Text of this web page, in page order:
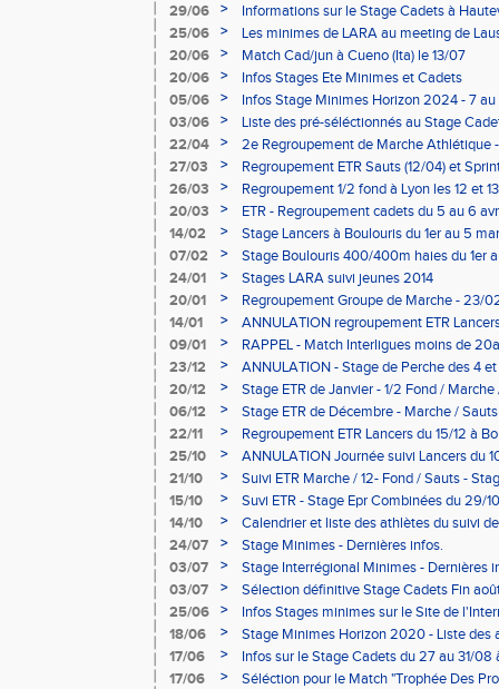
29/06
>
Informations sur le Stage Cadets à
25/06
>
Les minimes de LARA au meeting de
20/06
>
Match Cad/jun à Cueno (Ita) le 13/07
20/06
>
Infos Stages Ete Minimes et Cadets
05/06
>
Infos Stage Minimes Horizon 2024 - 7 au
03/06
>
Liste des pré-séléctionnés au Stage
au 30/08
22/04 >
2e Regroupement de Marche Athlétique
27/03
>
Regroupement ETR Sauts (12/04) et
26/03
>
Regroupement 1/2 fond à Lyon les 12 et
20/03
>
ETR - Regroupement cadets du 5 au 6
Moirans
14/02 >
Stage Lancers à Boulouris du 1er au 5
07/02
>
Stage Boulouris 400/400m haies du 1er
24/01
>
Stages LARA suivi jeunes 2014
20/01
>
Regroupement Groupe de Marche - 23/
MODIFICATION
14/01 >
ANNULATION regroupement ETR
09/01
>
RAPPEL - Match Interligues moins de
23/12
>
ANNULATION - Stage de Perche des 4
20/12
>
Stage ETR de Janvier - 1/2 Fond /
06/12
>
Stage ETR de Décembre - Marche /
22/11
>
Regroupement ETR Lancers du 15/12 à
25/10
>
ANNULATION Journée suivi Lancers du
21/10
>
Suivi ETR Marche / 12- Fond / Sauts -
01/11 au 03/11
15/10 >
Suvi ETR - Stage Epr Combinées du 29/
14/10
>
Calendrier et liste des athlètes du suivi
2013/2014.
24/07 >
Stage Minimes - Dernières infos.
03/07
>
Stage Interrégional Minimes - Dernières
03/07
>
Sélection définitive Stage Cadets Fin
25/06
>
Infos Stages minimes sur le Site de
18/06
>
Stage Minimes Horizon 2020 - Liste des
17/06
>
Infos sur le Stage Cadets du 27 au 31/08
17/06
>
Séléction pour le Match "Trophée Des